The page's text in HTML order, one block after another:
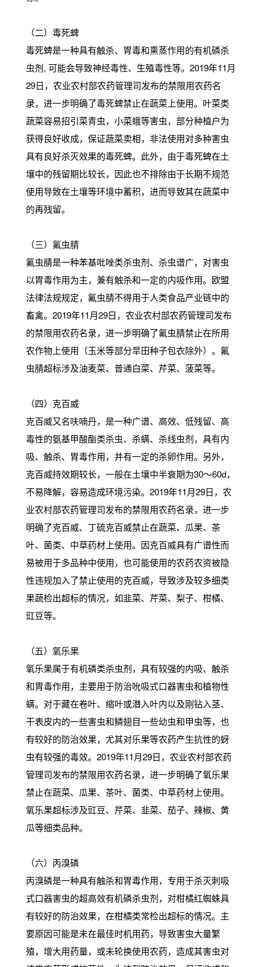
（二）毒死蜱
毒死蜱是一种具有触杀、胃毒和熏蒸作用的有机磷杀
虫剂, 可能会导致神经毒性、生殖毒性等。2019年11月
29日，农业农村部农药管理司发布的禁限用农药名
录，进一步明确了毒死蜱禁止在蔬菜上使用。叶菜类
蔬菜容易招引菜青虫，小菜蛾等害虫，部分种植户为
获得良好收成，保证蔬菜卖相，非法使用对多种害虫
具有良好杀灭效果的毒死蜱。此外，由于毒死蜱在土
壤中的残留期比较长，因此也不排除由于长期不规范
使用导致在土壤等环境中蓄积，进而导致其在蔬菜中
的再残留。
（三）氟虫腈
氟虫腈是一种苯基吡唑类杀虫剂、杀虫谱广，对害虫
以胃毒作用为主，兼有触杀和一定的内吸作用。欧盟
法律法规规定，氟虫腈不得用于人类食品产业链中的
畜禽。2019年11月29日，农业农村部农药管理司发布
的禁限用农药名录，进一步明确了氟虫腈禁止在所用
农作物上使用（玉米等部分旱田种子包衣除外）。氟
虫腈超标涉及油麦菜、普通白菜、芹菜、菠菜等。
（四）克百威
克百威又名呋喃丹，是一种广谱、高效、低残留、高
毒性的氨基甲酸酯类杀虫、杀螨、杀线虫剂，具有内
吸、触杀、胃毒作用，并有一定的杀卵作用。另外，
克百威持效期较长，一般在土壤中半衰期为30～60d，
不易降解，容易造成环境污染。2019年11月29日，农
业农村部农药管理司发布的禁限用农药名录，进一步
明确了克百威、丁硫克百威禁止在蔬菜、瓜果、茶
叶、菌类、中草药材上使用。因克百威具有广谱性而
易被用于多品种中使用，也可能使用的农药农资被隐
性违规加入了禁止使用的克百威，导致涉及较多细类
果蔬检出超标的情况，如韭菜、芹菜、梨子、柑橘、
豇豆等。
（五）氧乐果
氧乐果属于有机磷类杀虫剂，具有较强的内吸、触杀
和胃毒作用，主要用于防治吮吸式口器害虫和植物性
螨。对于藏在卷叶、缩叶或潜入叶内以及刚钻入茎、
干表皮内的一些害虫和鳞翅目一些幼虫和甲虫等，也
有较好的防治效果，尤其对乐果等农药产生抗性的蚜
虫有较强的毒效。2019年11月29日，农业农村部农药
管理司发布的禁限用农药名录，进一步明确了氧乐果
禁止在蔬菜、瓜果、茶叶、菌类、中草药材上使用。
氧乐果超标涉及豇豆、芹菜、韭菜、茄子、辣椒、黄
瓜等细类品种。
（六）丙溴磷
丙溴磷是一种具有触杀和胃毒作用，专用于杀灭刺吸
式口器害虫的超高效有机磷杀虫剂，对柑橘红蜘蛛具
有较好的防治效果，在柑橘类常检出超标的情况。主
要原因可能是未在最佳时机用药，导致害虫大量繁
殖，增大用药量，或未轮换使用农药，造成其害虫对